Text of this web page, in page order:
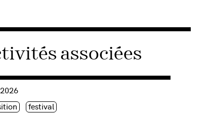
associées
« HTMlles 2026 Lancement: À Échelle Humaine »
festival